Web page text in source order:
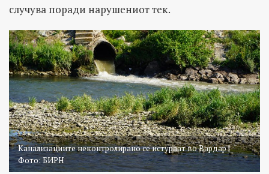
случува поради нарушениот тек.
Канализациите неконтролирано се истураат во Вардар |
Фото: БИРН